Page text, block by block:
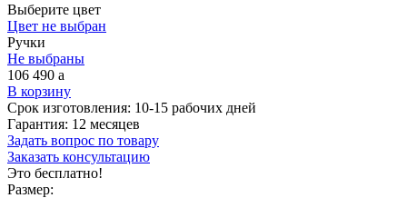
Выберите цвет
Цвет не выбран
Ручки
Не выбраны
106 490 a
В корзину
Срок изготовления: 10-15 рабочих дней
Гарантия: 12 месяцев
Задать вопрос по товару
Заказать консультацию
Это бесплатно!
Размер: